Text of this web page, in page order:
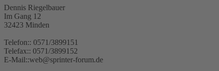
Dennis Riegelbauer
Im Gang 12
32423 Minden
Telefon:: 0571/3899151
Telefax:: 0571/3899152
E-Mail::web@sprinter-forum.de